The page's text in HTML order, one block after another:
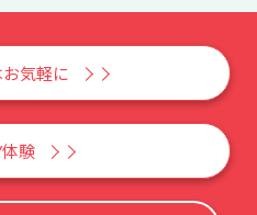
気軽に
体験